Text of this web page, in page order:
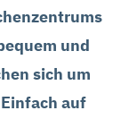
und
sich um
auf